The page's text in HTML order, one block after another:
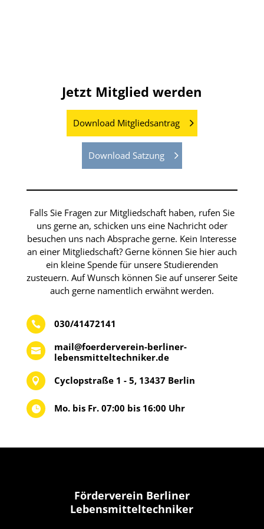
Jetzt Mitglied werden
Download Mitgliedsantrag
Download Satzung
Falls Sie Fragen zur Mitgliedschaft haben, rufen Sie
uns gerne an, schicken uns eine Nachricht oder
besuchen uns nach Absprache gerne. Kein Interesse
an einer Mitgliedschaft? Gerne können Sie hier auch
ein kleine Spende für unsere Studierenden
zusteuern. Auf Wunsch können Sie auf unserer Seite
auch gerne namentlich erwähnt werden.
 030/41472141

mail@foerderverein-berliner-
lebensmitteltechniker.de
 Cyclopstraße 1 - 5, 13437 Berlin
 Mo. bis Fr. 07:00 bis 16:00 Uhr
Förderverein Berliner
Lebensmitteltechniker